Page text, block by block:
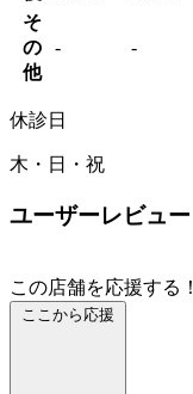
そ
の
他
- -
休診日
木・日・祝
ユーザーレビュー
この店舗を応援する！
ここから応援